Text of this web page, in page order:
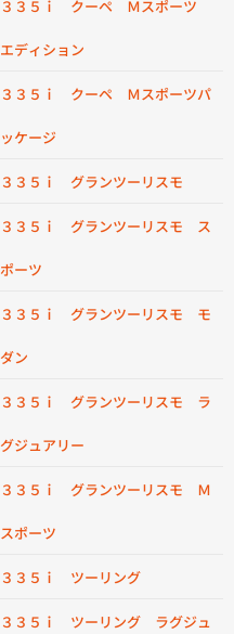
３３５ｉ クーペ Ｍスポーツ
エディション
３３５ｉ クーペ Ｍスポーツパ
ッケージ
３３５ｉ グランツーリスモ
３３５ｉ グランツーリスモ ス
ポーツ
３３５ｉ グランツーリスモ モ
ダン
３３５ｉ グランツーリスモ ラ
グジュアリー
３３５ｉ グランツーリスモ Ｍ
スポーツ
３３５ｉ ツーリング
３３５ｉ ツーリング ラグジュ